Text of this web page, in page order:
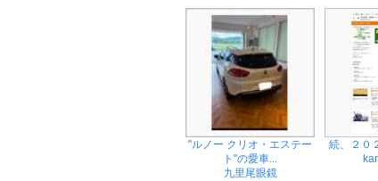
"ルノー クリオ・エステー
ト"の愛車...
九里尾眼鏡
続、２０